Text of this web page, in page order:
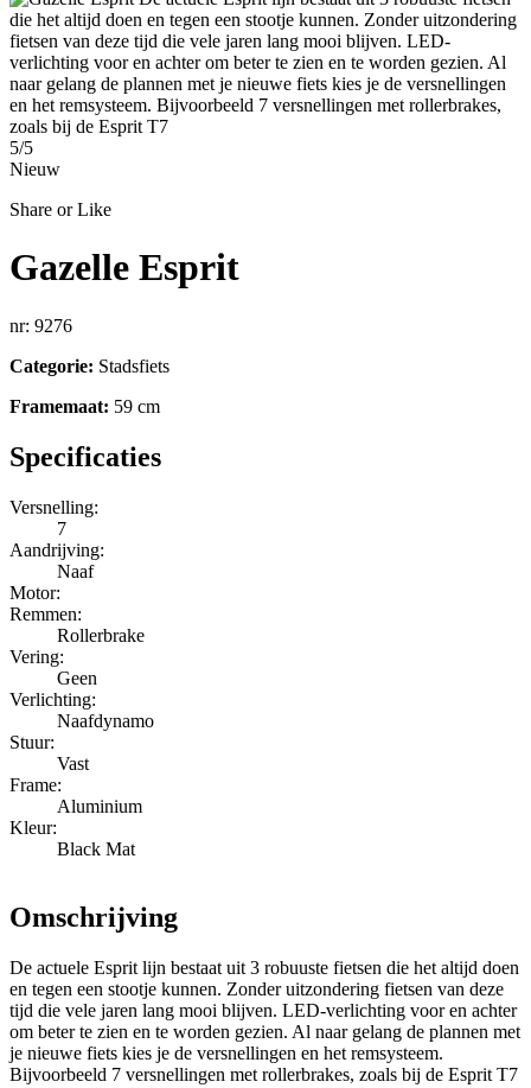
5/5
Nieuw
Share or Like
Gazelle Esprit
nr: 9276
Categorie: Stadsfiets
Framemaat: 59 cm
Specificaties
Versnelling:
7
Aandrijving:
Naaf
Motor:
Remmen:
Rollerbrake
Vering:
Geen
Verlichting:
Naafdynamo
Stuur:
Vast
Frame:
Aluminium
Kleur:
Black Mat
Omschrijving
De actuele Esprit lijn bestaat uit 3 robuuste fietsen die het altijd doen
en tegen een stootje kunnen. Zonder uitzondering fietsen van deze
tijd die vele jaren lang mooi blijven. LED-verlichting voor en achter
om beter te zien en te worden gezien. Al naar gelang de plannen met
je nieuwe fiets kies je de versnellingen en het remsysteem.
Bijvoorbeeld 7 versnellingen met rollerbrakes, zoals bij de Esprit T7